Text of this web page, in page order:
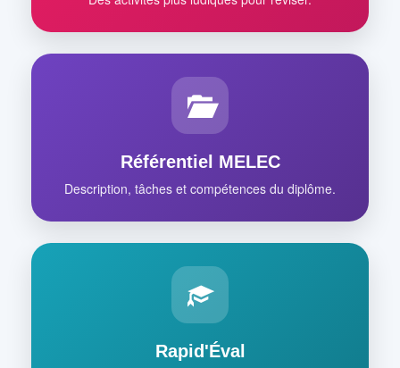
Référentiel MELEC
Description, tâches et compétences du diplôme.
Rapid'Éval